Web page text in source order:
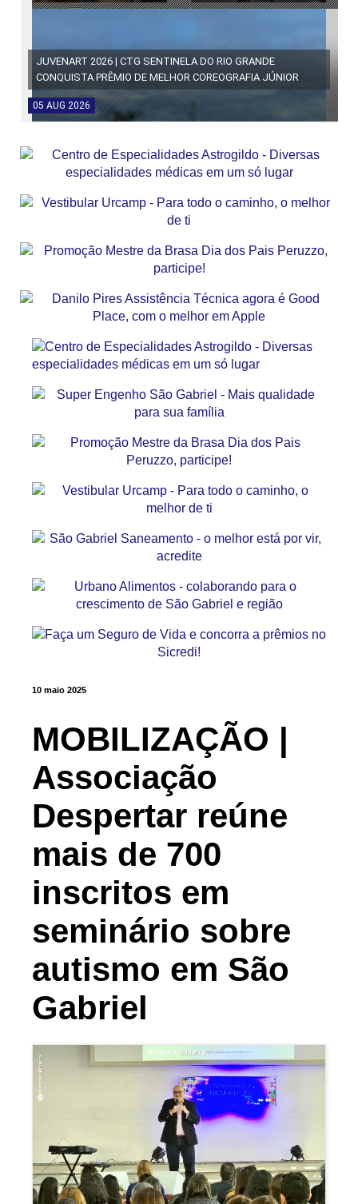
JUVENART 2026 | CTG SENTINELA DO RIO GRANDE
CONQUISTA PRÊMIO DE MELHOR COREOGRAFIA JÚNIOR
05 AUG 2026
10 maio 2025
MOBILIZAÇÃO |
Associação
Despertar reúne
mais de 700
inscritos em
seminário sobre
autismo em São
Gabriel